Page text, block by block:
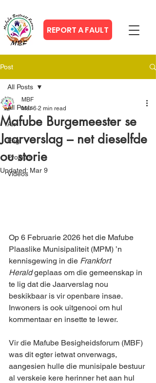
REPORT A FAULT
Post
All Posts
Afr
Eng
Projects
Videos
All Posts
Mafube Burgemeester se
Jaarverslag – net dieselfde
ou storie
MBF
Mar 6 2 min read
Updated: Mar 9
Op 6 Februarie 2026 het die Mafube
Plaaslike Munisipaliteit (MPM) ’n
kennisgewing in die Frankfort
Herald geplaas om die gemeenskap in
te lig dat die Jaarverslag nou
beskikbaar is vir openbare insae.
Inwoners is ook uitgenooi om hul
kommentaar en insette te lewer.
Vir die Mafube Besigheidsforum (MBF)
was dit egter ietwat onverwags,
aangesien hulle die munisipale bestuur
al verskeie kere herinner het aan hul